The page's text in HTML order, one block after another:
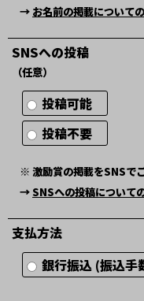
→ お名前の掲載について
SNSへの投稿
（任意）
投稿可能
投稿不要
※ 激励賞の掲載をSNSで
→SNSへの投稿について
支払方法
銀行振込 (振込